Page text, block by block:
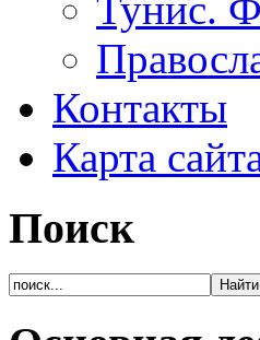
Контакты
Карта
Поиск